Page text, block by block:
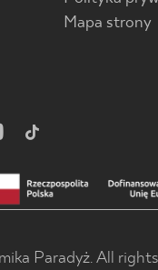
Mapa strony
Paradyż. All